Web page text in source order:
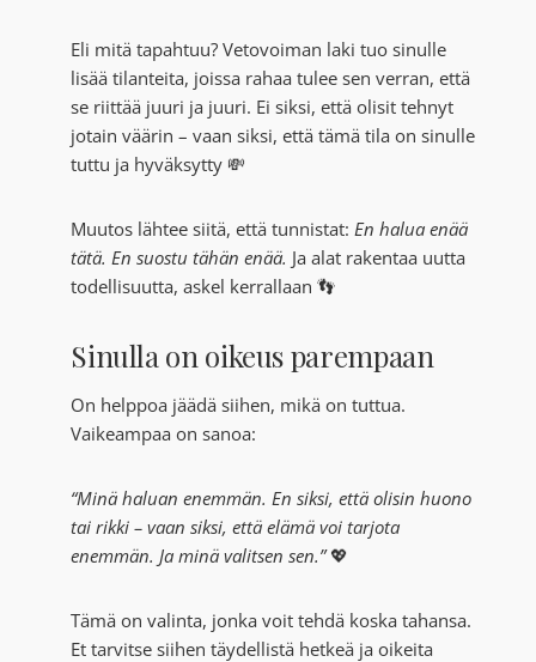
Eli mitä tapahtuu? Vetovoiman laki tuo sinulle
lisää tilanteita, joissa rahaa tulee sen verran, että
se riittää juuri ja juuri. Ei siksi, että olisit tehnyt
jotain väärin – vaan siksi, että tämä tila on sinulle
tuttu ja hyväksytty 💸
Muutos lähtee siitä, että tunnistat:En halua enää
tätä. En suostu tähän enää. Ja alat rakentaa uutta
todellisuutta, askel kerrallaan 👣
Sinulla on oikeus parempaan
On helppoa jäädä siihen, mikä on tuttua.
Vaikeampaa on sanoa:
“Minä haluan enemmän. En siksi, että olisin huono
tai rikki – vaan siksi, että elämä voi tarjota
enemmän. Ja minä valitsen sen.”💖
Tämä on valinta, jonka voit tehdä koska tahansa.
Et tarvitse siihen täydellistä hetkeä ja oikeita